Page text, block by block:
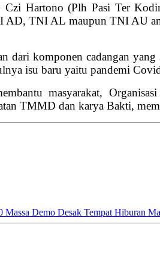
Czi Hartono (Plh Pasi Ter
TNI AL maupun TNI AU
dari komponen cadangan yang
isu baru yaitu pandemi
masyarakat,
TMMD dan karya Bakti,
Massa Demo Desak Tempat Hiburan